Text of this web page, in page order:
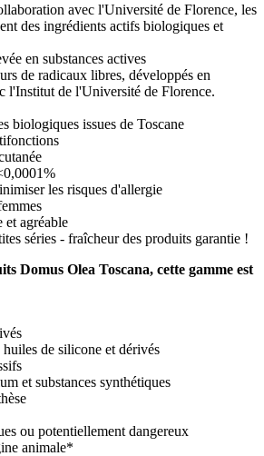
avec l'Université de Florence, les
des ingrédients actifs biologiques et
en substances actives
de radicaux libres, développés en
l'Institut de l'Université de Florence.
biologiques issues de Toscane
les risques d'allergie
et agréable
séries - fraîcheur des produits garantie !
Domus Olea Toscana, cette gamme est
de silicone et dérivés
et substances synthétiques
ou potentiellement dangereux
animale*